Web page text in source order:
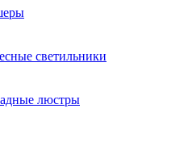
светильники
люстры